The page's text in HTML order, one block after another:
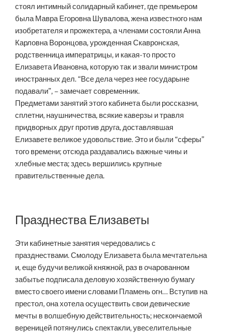
стоял интимный солидарный кабинет, где премьером
была Мавра Егоровна Шувалова, жена известного нам
изобретателя и прожектера, а членами состояли Анна
Карловна Воронцова, урожденная Скавронская,
родственница императрицы, и какая-то просто
Елизавета Ивановна, которую так и звали министром
иностранных дел. “Все дела через нее государыне
подавали”, – замечает современник.
Предметами занятий этого кабинета были россказни,
сплетни, наушничества, всякие каверзы и травля
придворных друг против друга, доставлявшая
Елизавете великое удовольствие. Это и были “сферы”
того времени; отсюда раздавались важные чины и
хлебные места; здесь вершились крупные
правительственные дела.
Празднества Елизаветы
Эти кабинетные занятия чередовались с
празднествами. Смолоду Елизавета была мечтательна
и, еще будучи великой княжной, раз в очарованном
забытье подписала деловую хозяйственную бумагу
вместо своего имени словами Пламень огн… Вступив на
престол, она хотела осуществить свои девические
мечты в волшебную действительность; нескончаемой
вереницей потянулись спектакли, увеселительные